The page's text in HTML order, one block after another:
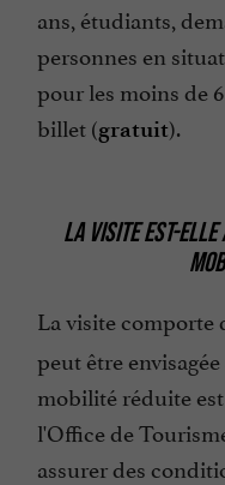
ans, étudiants,
personnes en
pour les moins de
billet (gratuit).
LA VISITE EST-
La visite comporte
peut être
mobilité réduite
l'Office de
assurer des